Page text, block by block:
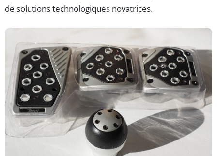
de solutions technologiques novatrices.